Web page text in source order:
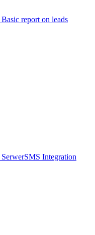
Basic report on leads
SerwerSMS Integration